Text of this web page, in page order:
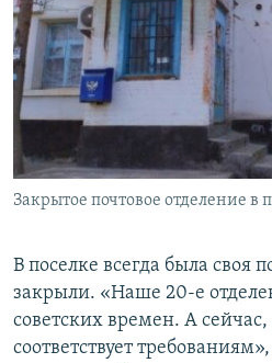
Закрытое почтовое отделение в
В поселке всегда была своя
закрыли. «Наше 20-е
советских времен. А
соответствует